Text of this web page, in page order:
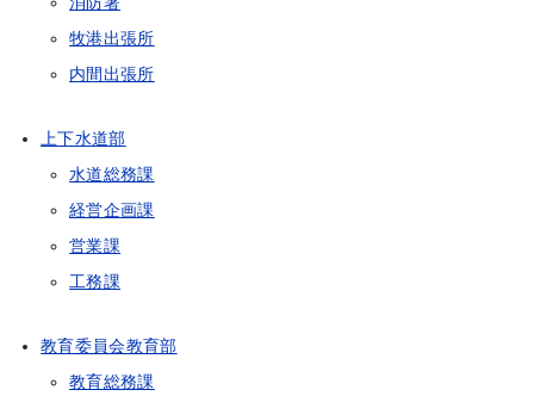
牧港出張所
内間出張所
上下水道部
水道総務課
経営企画課
営業課
工務課
教育委員会教育部
教育総務課